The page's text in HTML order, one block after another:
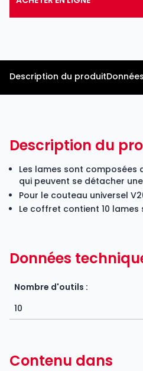
Description du produit
Description du
Les lames sont composées
qui peuvent se détacher
Pour le couteau universel
Le coffret contient 10 lames
Données
Nombre d'outils :
10
Contenu dans